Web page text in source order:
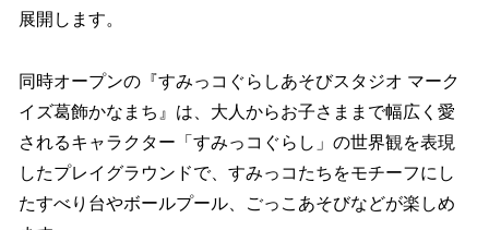
展開します。
同時オープンの『すみっコぐらしあそびスタジオ マーク
イズ葛飾かなまち』は、大人からお子さままで幅広く愛
されるキャラクター「すみっコぐらし」の世界観を表現
したプレイグラウンドで、すみっコたちをモチーフにし
たすべり台やボールプール、ごっこあそびなどが楽しめ